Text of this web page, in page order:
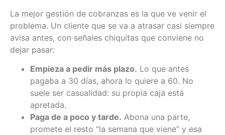
La mejor gestión de cobranzas es la que ve venir el
problema. Un cliente que se va a atrasar casi siempre
avisa antes, con señales chiquitas que conviene no
dejar pasar:
Empieza a pedir más plazo. Lo que antes
pagaba a 30 días, ahora lo quiere a 60. No
suele ser casualidad: su propia caja está
apretada.
Paga de a poco y tarde. Abona una parte,
promete el resto “la semana que viene” y esa